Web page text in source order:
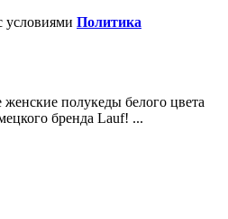
условиями Политика
полукеды белого цвета
бренда Lauf! ...